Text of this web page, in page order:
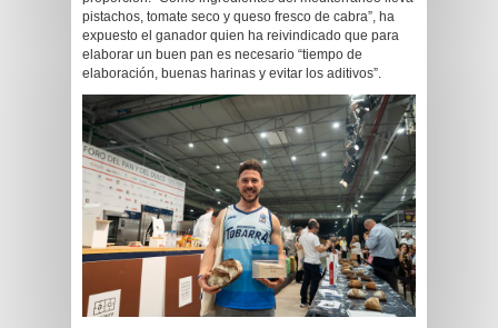
pistachos, tomate seco y queso fresco de cabra”, ha
expuesto el ganador quien ha reivindicado que para
elaborar un buen pan es necesario “tiempo de
elaboración, buenas harinas y evitar los aditivos”.